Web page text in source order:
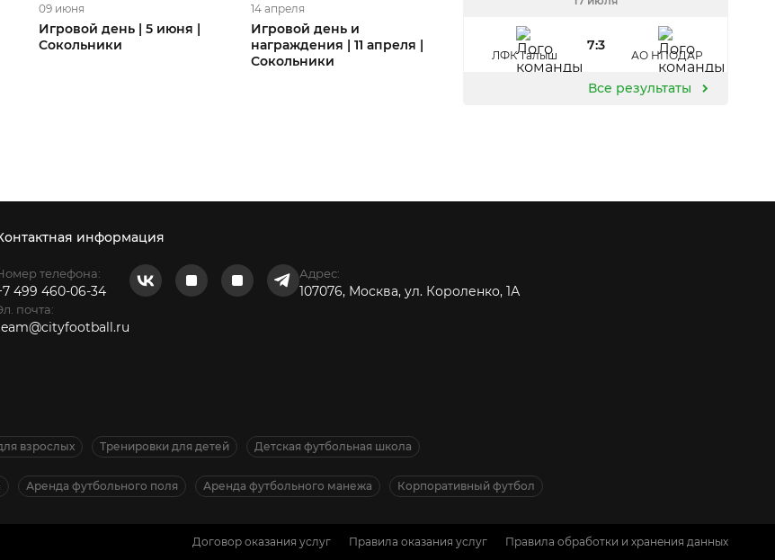
09 июня
Игровой день | 5 июня |
Сокольники
14 апреля
Игровой день и
награждения | 11 апреля |
Сокольники
ЛФК Талыш
7:3
АО НПОДАР
Все результаты
информация
телефона:
499 460-06-34
почта:
Адрес:
107076, Москва, ул. Короленко, 1А
взрослых Тренировки для детей Детская футбольная школа
Аренда футбольного поля Аренда футбольного манежа Корпоративный футбол
Договор оказания услуг Правила оказания услуг Правила обработки и хранения данных